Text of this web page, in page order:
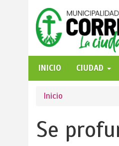
INICIO
CIUDAD
Se
encuentra
usted
Inicio
Se